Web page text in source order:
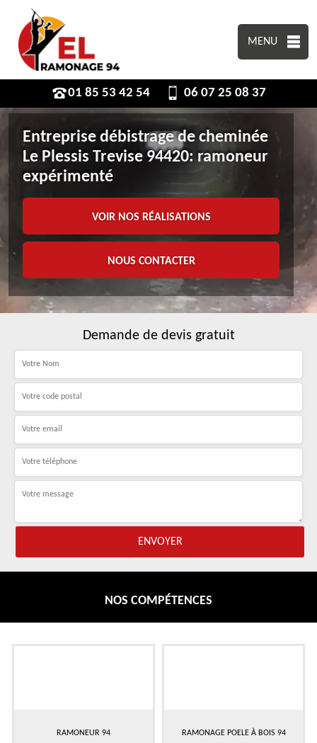
MENU
01 85 53 42 54 06 07 25 08 37
Entreprise débistrage de cheminée
Le Plessis Trevise 94420: ramoneur
expérimenté
VOIR NOS RÉALISATIONS
NOUS CONTACTER
Demande de devis gratuit
NOS COMPÉTENCES
RAMONEUR 94 RAMONAGE POELE À BOIS 94